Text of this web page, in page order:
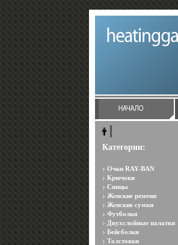
Категории:
Очки RAY-BAN
Крючоки
Спицы
Женские ремени
Женские сумки
Футболки
Двухслойные палатки
Бейсболки
Толстовки